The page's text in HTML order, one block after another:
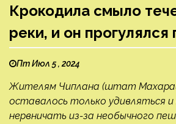
Крокодила смыло
реки, и он прогулялся
Пт Июл 5 , 2024
Жителям Чиплана (штат
оставалось только удивляться и
нервничать из-за необычного